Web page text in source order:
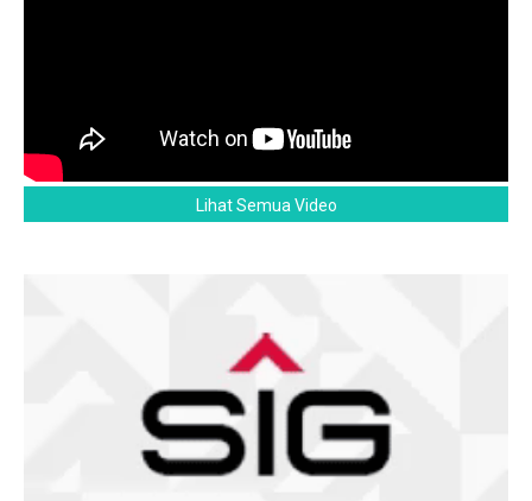
Lihat Semua Video